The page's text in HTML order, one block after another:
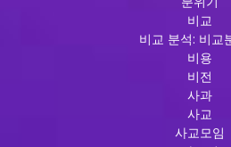
비교
비교 분석: 비교
비용
비전
사과
사교
사교모임